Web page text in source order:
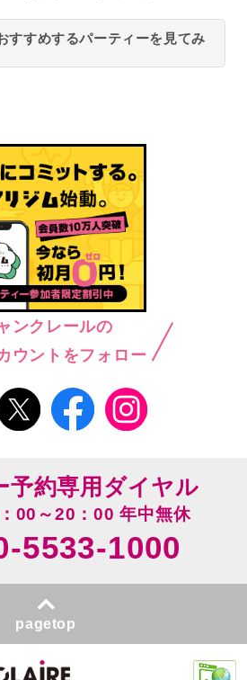
すすめするパーティーを見てみ
ンクレールの
ウントをフォロー
予約専用ダイヤル
00～20：00 年中無休
5533-1000
pagetop